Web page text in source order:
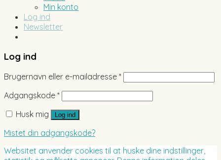
Min konto
Log ind
Newsletter
Log ind
Brugernavn eller e-mailadresse *
Adgangskode *
Husk mig
Log ind
Mistet din adgangskode?
Websitet anvender cookies til at huske dine indstillinger,